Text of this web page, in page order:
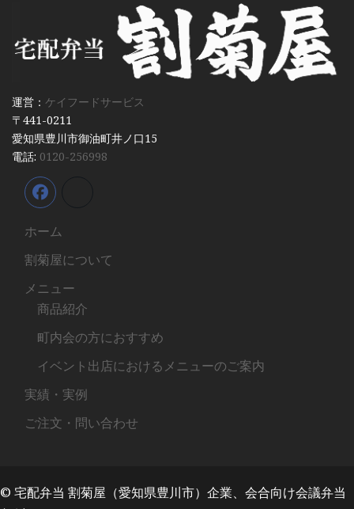
運営： ケイフードサービス
〒441-0211
愛知県豊川市御油町井ノ口15
電話: 0120-256998
ホーム
割菊屋について
メニュー
商品紹介
町内会の方におすすめ
イベント出店におけるメニューのご案内
実績・実例
ご注文・問い合わせ
© 宅配弁当 割菊屋（愛知県豊川市）企業、会合向け会議弁当